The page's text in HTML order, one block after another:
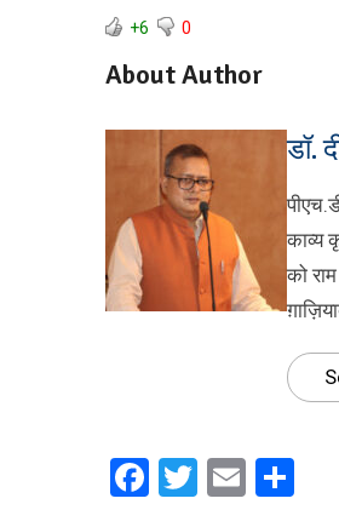
+6 0
About Author
डॉ.
काव्य
को
Facebook
Twitter
Email